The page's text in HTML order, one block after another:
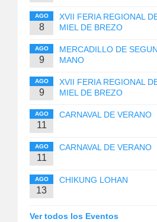
AGO
8
XVII FERIA REGIONAL
MIEL DE BREZO
AGO
9
MERCADILLO DE
MANO
AGO
9
XVII FERIA REGIONAL
MIEL DE BREZO
AGO
11
CARNAVAL DE VERANO
AGO
11
CARNAVAL DE VERANO
AGO
13
CHIKUNG LOHAN
Ver todos los Eventos